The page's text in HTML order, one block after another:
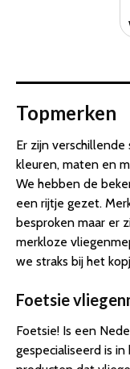
Topmerken
Er zijn
kleuren, maten en
We hebben de
een rijtje gezet.
besproken maar er
merkloze
we straks bij het
Foetsie
Foetsie! Is een
gespecialiseerd is